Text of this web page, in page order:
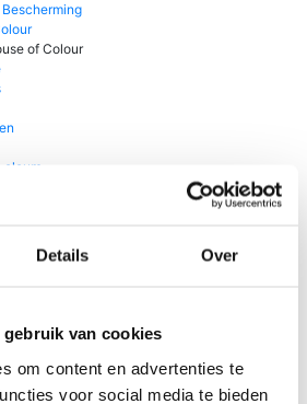
Details Over
gebruik van cookies
om content en advertenties te
voor social media te bieden
of Colour
oleum
Mathys